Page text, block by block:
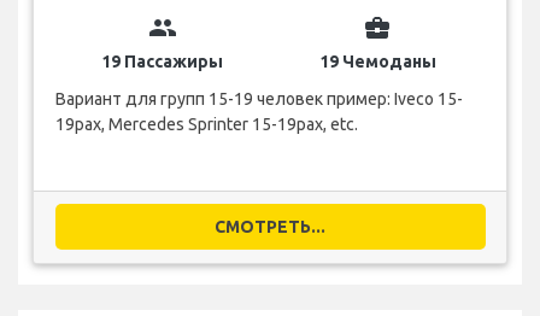
group
19 Пассажиры
business_center
19 Чемоданы
Вариант для групп 15-19 человек пример: Iveco 15-
19pax, Mercedes Sprinter 15-19pax, etc.
СМОТРЕТЬ...